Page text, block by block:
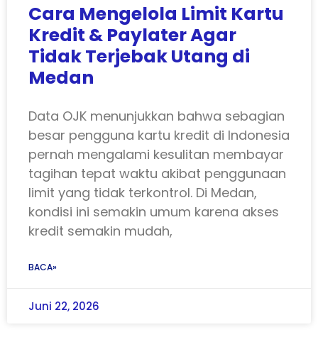
Cara Mengelola Limit Kartu
Kredit & Paylater Agar
Tidak Terjebak Utang di
Medan
Data OJK menunjukkan bahwa sebagian
besar pengguna kartu kredit di Indonesia
pernah mengalami kesulitan membayar
tagihan tepat waktu akibat penggunaan
limit yang tidak terkontrol. Di Medan,
kondisi ini semakin umum karena akses
kredit semakin mudah,
BACA»
Juni 22, 2026